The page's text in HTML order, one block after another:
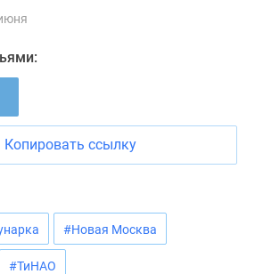
Копировать ссылку
#Новая Москва
#ТиНАО